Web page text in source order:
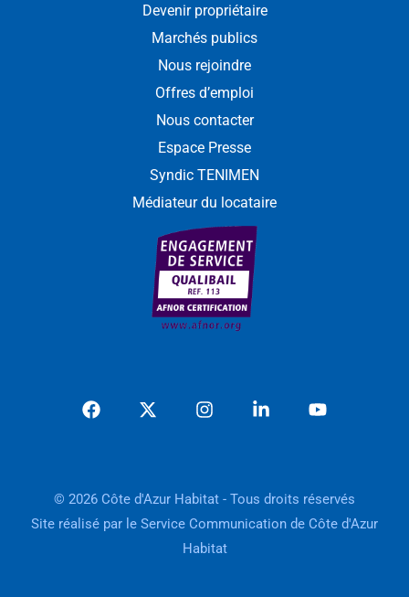
Devenir propriétaire
Marchés publics
Nous rejoindre
Offres d’emploi
Nous contacter
Espace Presse
Syndic TENIMEN
Médiateur du locataire
© 2026 Côte d'Azur Habitat - Tous droits réservés
Site réalisé par le Service Communication de Côte d'Azur
Habitat